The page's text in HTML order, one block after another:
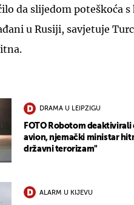
da slijedom poteškoća s
u Rusiji, savjetuje
DRAMA U LEIPZIGU
FOTO Robotom
avion, njemački ministar
državni terorizam"
ALARM U KIJEVU